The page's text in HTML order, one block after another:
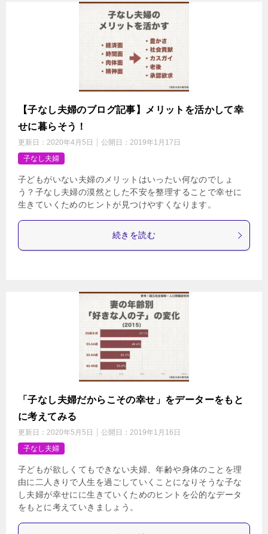
【子なし夫婦のブログ記事】メリットを活かして幸
せに暮らそう！
更新日： 2020年4月5日 公開日： 2019年1月17日
子なし夫婦
子どもがいない夫婦のメリットはいったい何なのでしょ
う？子なし夫婦の漠然とした不安を整理することで幸せに
生きていくためのヒントが見つけやすくなります。
続きを読む
「子なし夫婦だからこその幸せ」をデーターをもと
に考えてみる
更新日： 2020年5月5日 公開日： 2019年1月16日
子なし夫婦
子どもが欲しくてもできない夫婦、年齢や身体のことを理
由に二人きりで人生を過ごしていくことになりそうな子な
し夫婦が幸せにに生きていくためのヒントを公的なデータ
をもとに考えていきましょう。